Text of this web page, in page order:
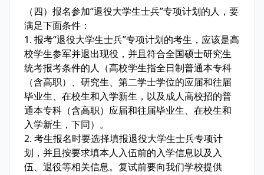
（四）报名参加“退役大学生士兵”专项计划的人，要
满足下面条件：
1. 报考“退役大学生士兵”专项计划的考生，应该是高
校学生参军并退出现役，并且符合全国硕士研究生
统考报考条件的人（高校学生指全日制普通本专科
（含高职）、研究生、第二学士学位的应届和往届
毕业生、在校生和入学新生，以及成人高校招的普
通本专科（含高职）应届和往届毕业生、在校生和
入学新生，下同）。
2. 考生报名时要选择填报退役大学生士兵专项计
划，并且按要求填本人入伍前的入学信息以及入
伍、退役等相关信息。复试前要向我们学校提供